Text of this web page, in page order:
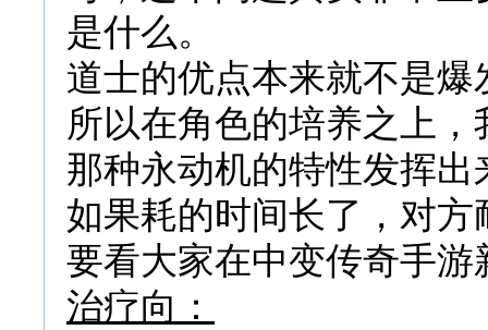
是什么。
道士的优点本来就不是
所以在角色的培养之上
那种永动机的特性发挥
如果耗的时间长了，对
要看大家在中变传奇手
治疗向：